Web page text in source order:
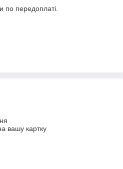
по передоплаті.
вашу картку